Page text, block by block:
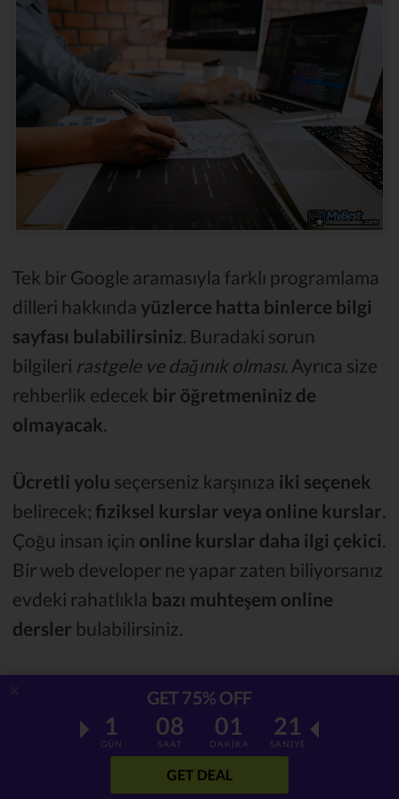
Tek bir Google aramasıyla farklı programlama
dilleri hakkında yüzlerce hatta binlerce bilgi
sayfası bulabilirsiniz . Buradaki sorun
bilgileri rastgele ve dağınık olması. Ayrıca size
rehberlik edecek bir öğretmeniniz de
olmayacak
Ücretli yolu seçerseniz karşınıza iki seçenek
belirecek; fiziksel kurslar veya online kurslar
Çoğu insan için online kurslar daha ilgi çekici
Bir web developer ne yapar zaten biliyorsanız
evdeki rahatlıkla bazı muhteşem online
dersler bulabilirsiniz.
yardım sunacak bazı siteler:
. En popüler online öğrenme
GET 75% OFF
1
GÜN
08
SAAT
01
DAKİKA
20
SANİYE
GET DEAL